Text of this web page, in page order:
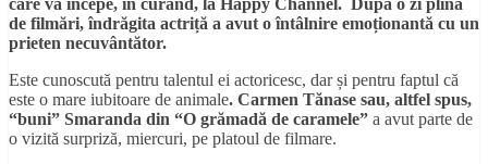
de filmări,îndrăgita actriță a avut oîntâlnire emoționantă cu un
prieten necuvântător.
Este cunoscută pentru talentul ei actoricesc, dar și pentru faptul că
este o mare iubitoare de animale. Carmen Tănase sau, altfel spus,
“buni” Smaranda din “O grămadă de caramele” a avut parte de
o vizită surpriză, miercuri, pe platoul de filmare.